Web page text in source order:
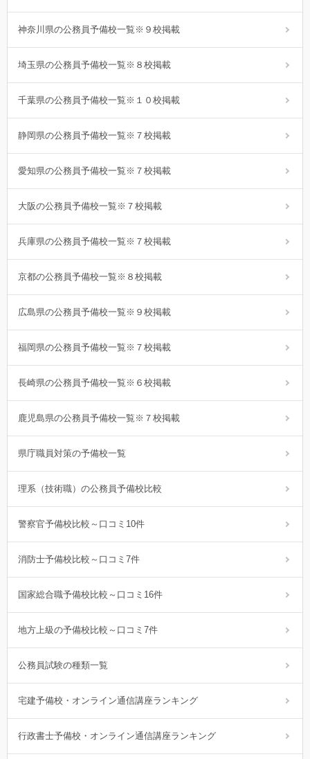
神奈川県の公務員予備校一覧※９校掲載
埼玉県の公務員予備校一覧※８校掲載
千葉県の公務員予備校一覧※１０校掲載
静岡県の公務員予備校一覧※７校掲載
愛知県の公務員予備校一覧※７校掲載
大阪の公務員予備校一覧※７校掲載
兵庫県の公務員予備校一覧※７校掲載
京都の公務員予備校一覧※８校掲載
広島県の公務員予備校一覧※９校掲載
福岡県の公務員予備校一覧※７校掲載
長崎県の公務員予備校一覧※６校掲載
鹿児島県の公務員予備校一覧※７校掲載
県庁職員対策の予備校一覧
理系（技術職）の公務員予備校比較
警察官予備校比較～口コミ10件
消防士予備校比較～口コミ7件
国家総合職予備校比較～口コミ16件
地方上級の予備校比較～口コミ7件
公務員試験の種類一覧
宅建予備校・オンライン通信講座ランキング
行政書士予備校・オンライン通信講座ランキング